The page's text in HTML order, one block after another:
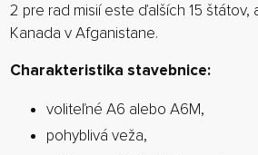
2 pre rad misií este ďalších 15 štátov,
Kanada v Afganistane.
Charakteristika stavebnice:
voliteľné A6 alebo A6M,
pohyblivá veža,